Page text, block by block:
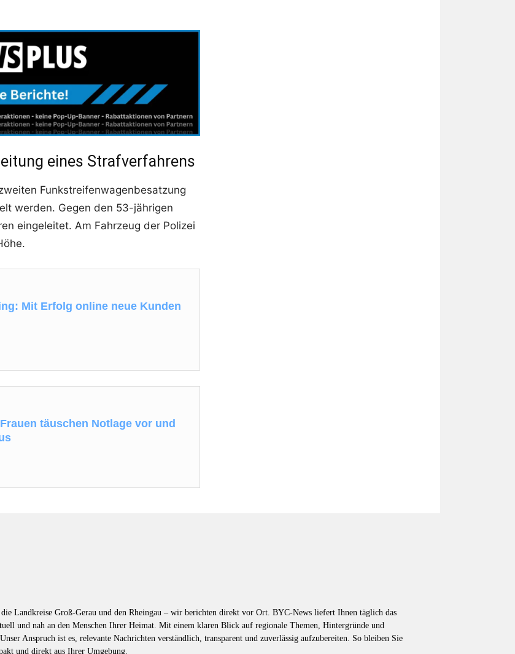
eines Strafverfahrens
Funkstreifenwagenbesatzung
werden. Gegen den 53-jährigen
eingeleitet. Am Fahrzeug der Polizei
Mit Erfolg online neue Kunden
täuschen Notlage vor und
Landkreise Groß-Gerau und den Rheingau – wir berichten direkt vor Ort. BYC-News liefert Ihnen täglich das
und nah an den Menschen Ihrer Heimat. Mit einem klaren Blick auf regionale Themen, Hintergründe und
Anspruch ist es, relevante Nachrichten verständlich, transparent und zuverlässig aufzubereiten. So bleiben Sie
und direkt aus Ihrer Umgebung.